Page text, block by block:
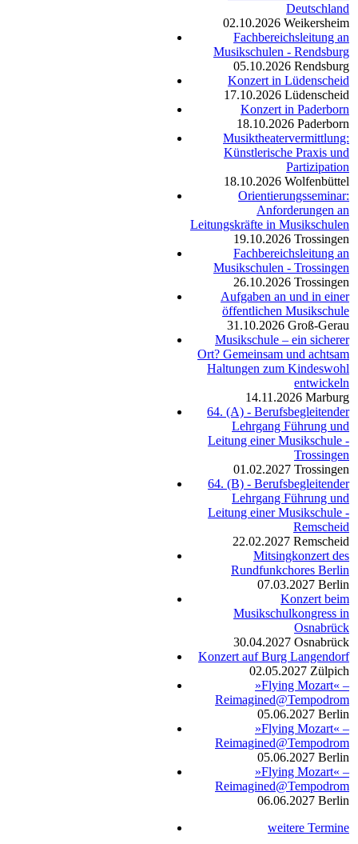
Deutschland
02.10.2026 Weikersheim
Fachbereichsleitung an
Musikschulen - Rendsburg
05.10.2026 Rendsburg
Konzert in Lüdenscheid
17.10.2026 Lüdenscheid
Konzert in Paderborn
18.10.2026 Paderborn
Musiktheatervermittlung:
Künstlerische Praxis und
Partizipation
18.10.2026 Wolfenbüttel
Orientierungsseminar:
Anforderungen an
Leitungskräfte in Musikschulen
19.10.2026 Trossingen
Fachbereichsleitung an
Musikschulen - Trossingen
26.10.2026 Trossingen
Aufgaben an und in einer
öffentlichen Musikschule
31.10.2026 Groß-Gerau
Musikschule – ein sicherer
Ort? Gemeinsam und achtsam
Haltungen zum Kindeswohl
entwickeln
14.11.2026 Marburg
64. (A) - Berufsbegleitender
Lehrgang Führung und
Leitung einer Musikschule -
Trossingen
01.02.2027 Trossingen
64. (B) - Berufsbegleitender
Lehrgang Führung und
Leitung einer Musikschule -
Remscheid
22.02.2027 Remscheid
Mitsingkonzert des
Rundfunkchores Berlin
07.03.2027 Berlin
Konzert beim
Musikschulkongress in
Osnabrück
30.04.2027 Osnabrück
Konzert auf Burg Langendorf
02.05.2027 Zülpich
»Flying Mozart« –
Reimagined@Tempodrom
05.06.2027 Berlin
»Flying Mozart« –
Reimagined@Tempodrom
05.06.2027 Berlin
»Flying Mozart« –
Reimagined@Tempodrom
06.06.2027 Berlin
weitere Termine